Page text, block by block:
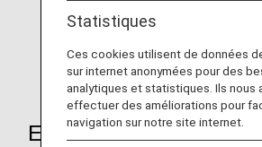
2025, and will no longer be
accrual.
Earning Miles
Statistiques
Ces cookies utilisent de données
sur internet anonymées pour des
analytiques et statistiques. Ils nous
effectuer des améliorations pour
navigation sur notre site internet.